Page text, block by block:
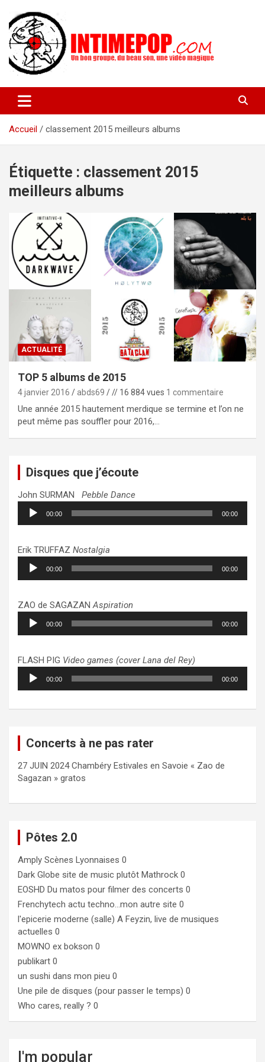
contenu
intimepop.com
actuelles pop rock, post-rock, indé sur Lyon. rock pop concert
lyon
Accueil
classement 2015 meilleurs albums
Étiquette : classement 2015
meilleurs albums
ACTUALITÉ
TOP 5 albums de 2015
4 janvier 2016 abds69 // 16 884 vues 1 commentaire
Une année 2015 hautement merdique se termine et l’on ne
peut même pas souffler pour 2016,…
Disques que j’écoute
John SURMAN Pebble Dance
Lecteur
audio
00:00 00:00
Erik TRUFFAZ Nostalgia
Lecteur
audio
00:00 00:00
ZAO de SAGAZANAspiration
Lecteur
audio
00:00 00:00
FLASH PIG Video games (cover Lana del Rey)
Lecteur
audio
00:00 00:00
Concerts à ne pas rater
27 JUIN 2024 Chambéry Estivales en Savoie « Zao de
Sagazan » gratos
Pôtes 2.0
Amply Scènes Lyonnaises 0
Dark Globe site de music plutôt Mathrock 0
EOSHD Du matos pour filmer des concerts 0
Frenchytech actu techno…mon autre site 0
l'epicerie moderne (salle) A Feyzin, live de musiques
actuelles 0
MOWNO ex bokson 0
publikart 0
un sushi dans mon pieu 0
Une pile de disques (pour passer le temps) 0
Who cares, really ? 0
I'm popular